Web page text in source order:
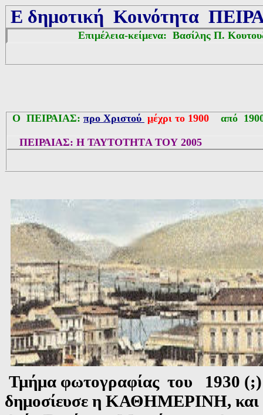
Ε δημοτική Κοινότητα
Επιμέλεια-κείμενα: Βασίλης Π.
Ο ΠΕΙΡΑΙΑΣ: προ Χριστού μέχρι το 1900 από
ΠΕΙΡΑΙΑΣ: Η ΤΑΥΤΟΤΗΤΑ ΤΟΥ 2005
Τμήμα φωτογραφίας του 1930
δημοσίευσε η ΚΑΘΗΜΕΡΙΝΗ, και